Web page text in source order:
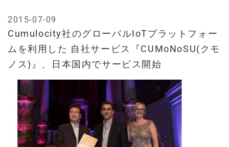
Cumulocity社のグローバルIoTプラットフォー
ムを利用した 自社サービス『CUMoNoSU(クモ
ノス)』、日本国内でサービス開始
2015-07-09